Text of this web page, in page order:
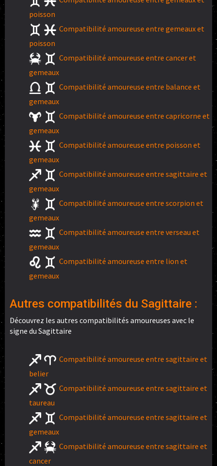
poisson
Compatibilité amoureuse entre gemeaux et
poisson
Compatibilité amoureuse entre cancer et
gemeaux
Compatibilité amoureuse entre balance et
gemeaux
Compatibilité amoureuse entre capricorne et
gemeaux
Compatibilité amoureuse entre poisson et
gemeaux
Compatibilité amoureuse entre sagittaire et
gemeaux
Compatibilité amoureuse entre scorpion et
gemeaux
Compatibilité amoureuse entre verseau et
gemeaux
Compatibilité amoureuse entre lion et
gemeaux
Autres compatibilités du Sagittaire :
Découvrez les autres compatibilités amoureuses avec le
signe du Sagittaire
Compatibilité amoureuse entre sagittaire et
belier
Compatibilité amoureuse entre sagittaire et
taureau
Compatibilité amoureuse entre sagittaire et
gemeaux
Compatibilité amoureuse entre sagittaire et
cancer